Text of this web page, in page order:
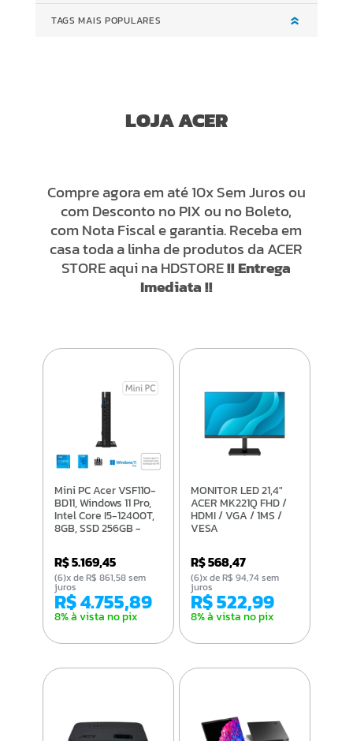
TAGS MAIS POPULARES
LOJA ACER
Compre agora em até 10x Sem Juros ou
com Desconto no PIX ou no Boleto,
com Nota Fiscal e garantia. Receba em
casa toda a linha de produtos da ACER
STORE aqui na HDSTORE!! Entrega
Imediata !!
Mini PC Acer VSF110-
BD11, Windows 11 Pro,
Intel Core I5-12400T,
8GB, SSD 256GB -
R$ 5.169,45
R$ 4.755,89
8% à vista no pix
(6)x de R$ 861,58 sem
juros
MONITOR LED 21,4"
ACER MK221Q FHD /
HDMI / VGA / 1MS /
VESA
R$ 568,47
R$ 522,99
8% à vista no pix
(6)x de R$ 94,74 sem
juros